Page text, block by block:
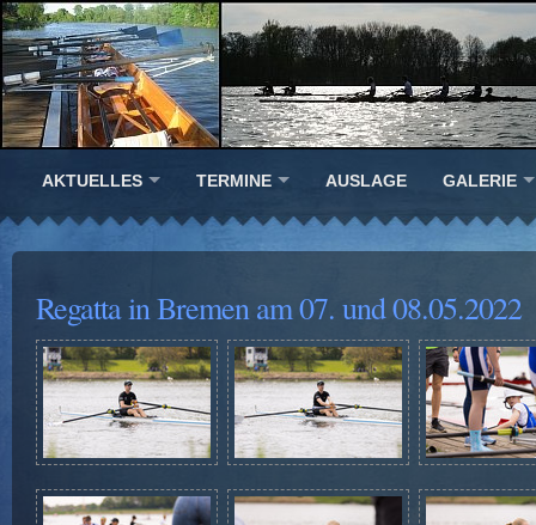
AKTUELLES TERMINE AUSLAGE GALERIE
Regatta in Bremen am 07. und 08.05.2022